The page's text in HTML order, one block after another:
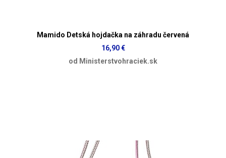
Mamido Detská hojdačka na záhradu červená
16,90 €
od Ministerstvohraciek.sk